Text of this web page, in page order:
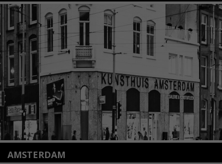
Nieuwstraat 35
2312 KA Leiden
+31(0)71 – 52 84 480
info@kunsthuisleiden.nl
Lees meer
AMSTERDAM